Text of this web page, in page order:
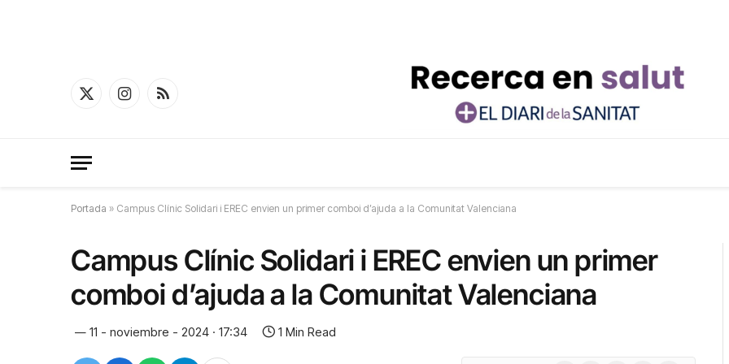
X
InstagramRSS
Portada » Campus Clínic Solidari i EREC envien un primer comboi d’ajuda a la Comunitat Valenciana
Campus Clínic Solidari i EREC envien un primer
comboi d’ajuda a la Comunitat Valenciana
11 - noviembre - 2024 · 17:34 1 Min Read